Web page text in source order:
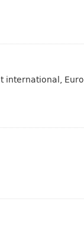
international,